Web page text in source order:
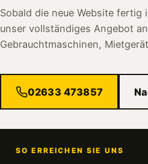
Sobald die neue Website fertig
unser vollständiges Angebot
Gebrauchtmaschinen,
02633 473857
SO ERREICHEN SIE UNS